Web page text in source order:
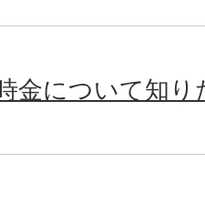
金について知り